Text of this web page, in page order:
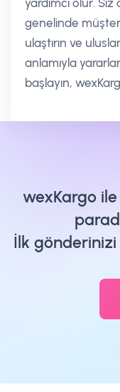
genelinde
ulaştırın ve
anlamıyla
başlayın,
wexKargo
İlk